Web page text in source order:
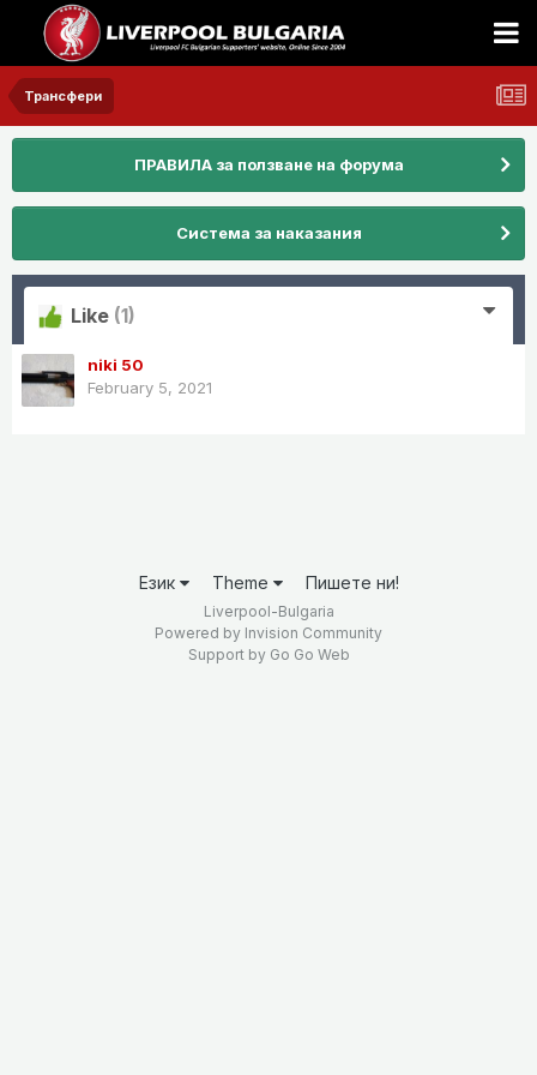
Трансфери
ПРАВИЛА за ползване на форума
Система за наказания
Like (1)
niki 50
February 5, 2021
Език Theme Пишете ни!
Liverpool-Bulgaria
Powered by Invision Community
Support by Go Go Web